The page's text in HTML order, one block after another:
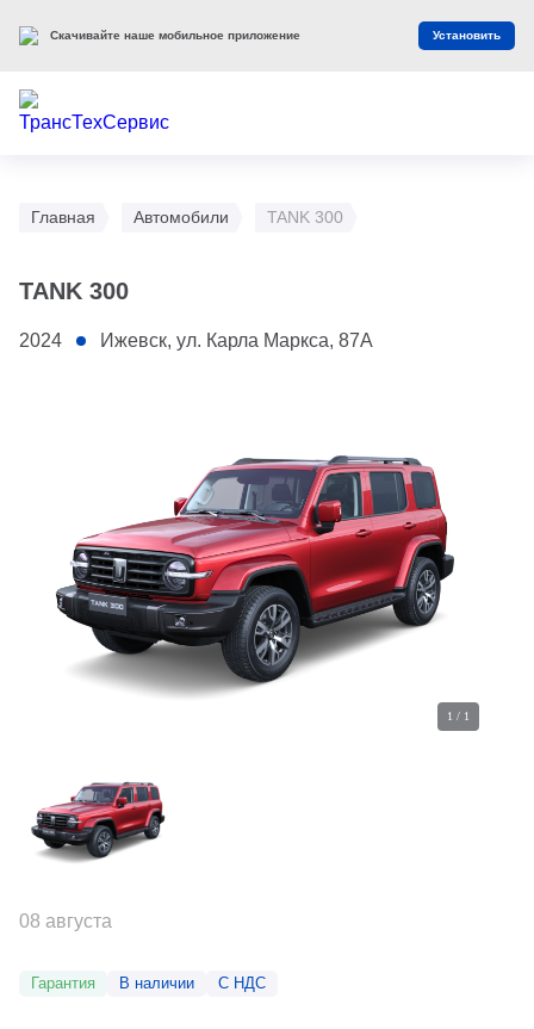
Главная Автомобили TANK 300
TANK 300
2024 Ижевск, ул. Карла Маркса, 87А
1 / 1
08 августа
Гарантия В наличии С НДС
Скачивайте наше мобильное приложение Установить